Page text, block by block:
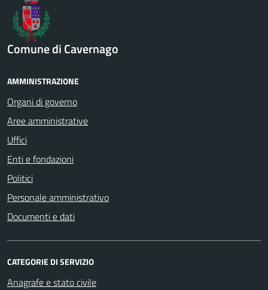
Comune di Cavernago
AMMINISTRAZIONE
Organi di governo
Aree amministrative
Uffici
Enti e fondazioni
Politici
Personale amministrativo
Documenti e dati
CATEGORIE DI SERVIZIO
Anagrafe e stato civile